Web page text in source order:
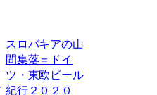
スロバキアの山
間集落＝ドイ
ツ・東欧ビール
紀行２０２０